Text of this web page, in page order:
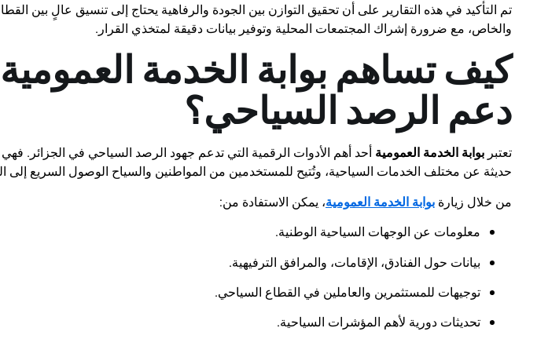
تم التأكيد في هذه التقارير على أن تحقيق التوازن بين الجودة والرفاهية يحتاج إلى تنسيق عالٍ بين
والخاص، مع ضرورة إشراك المجتمعات المحلية وتوفير بيانات دقيقة لمتخذي القرار.
كيف تساهم بوابة الخدمة
دعم الرصد السياحي؟
تعتبر بوابة الخدمة العمومية أحد أهم الأدوات الرقمية التي تدعم جهود الرصد السياحي في الجزائر. فهي
حديثة عن مختلف الخدمات السياحية، وتُتيح للمستخدمين من المواطنين والسياح الوصول السريع إلى
من خلال زيارة بوابة الخدمة العمومية، يمكن الاستفادة من:
معلومات عن الوجهات السياحية الوطنية.
بيانات حول الفنادق، الإقامات، والمرافق الترفيهية.
توجيهات للمستثمرين والعاملين في القطاع السياحي.
تحديثات دورية لأهم المؤشرات السياحية.